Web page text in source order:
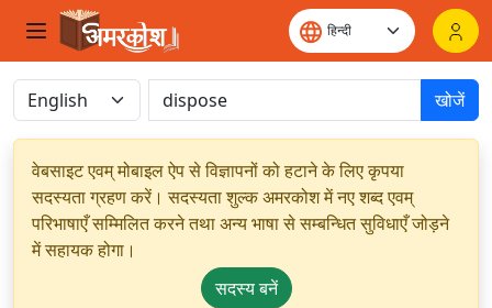
खोजें
वेबसाइट एवम् मोबाइल ऐप से विज्ञापनों को हटाने के लिए कृपया
सदस्यता ग्रहण करें। सदस्यता शुल्क अमरकोश में नए शब्द एवम्
परिभाषाएँ सम्मिलित करने तथा अन्य भाषा से सम्बन्धित सुविधाएँ जोड़ने
में सहायक होगा।
सदस्य बनें